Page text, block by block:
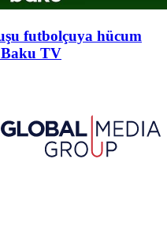
futbolçuya hücum
Baku TV